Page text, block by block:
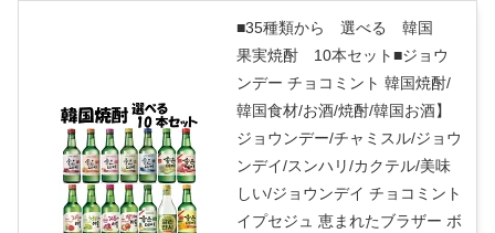
■35種類から 選べる 韓国
果実焼酎 10本セット■ジョウ
ンデー チョコミント 韓国焼酎/
韓国食材/お酒/焼酎/韓国お酒】
ジョウンデー/チャミスル/ジョウ
ンデイ/スンハリ/カクテル/美味
しい/ジョウンデイ チョコミント
イプセジュ 恵まれたブラザー ボ